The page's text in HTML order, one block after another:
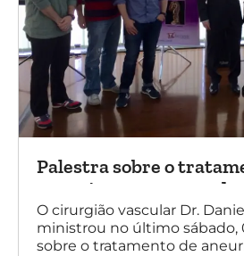
Palestra sobre o
aneurismas com a
multilayer, em Porto
O cirurgião vascular Dr.
ministrou no último sábado,
sobre o tratamento de